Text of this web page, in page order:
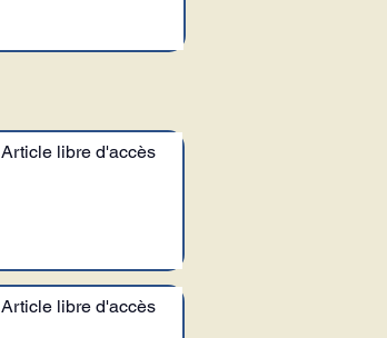
Article libre d'accès
Article libre d'accès